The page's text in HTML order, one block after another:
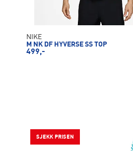
NIKE
M NK DF HYVERSE SS TOP
499,-
SJEKK PRISEN